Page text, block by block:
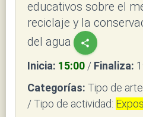
educativos sobre el
reciclaje y la
del agua
share
Inicia: 15:00 / Finaliza:
Categorías: Tipo de
/ Tipo de actividad: